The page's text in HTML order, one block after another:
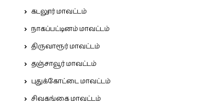
கடலூர் மாவட்டம்
நாகப்பட்டினம் மாவட்டம்
திருவாரூர் மாவட்டம்
தஞ்சாவூர் மாவட்டம்
புதுக்கோட்டை மாவட்டம்
சிவகங்கை மாவட்டம்